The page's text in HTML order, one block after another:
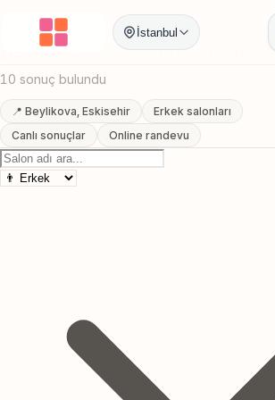
İstanbul
Anasayfa / Eskisehir / / Erkek Berberi
Beylikova, Eskisehir Erkek Berberi
10 sonuç bulundu
📍 Beylikova, Eskisehir
Erkek salonları
Canlı sonuçlar
Online randevu